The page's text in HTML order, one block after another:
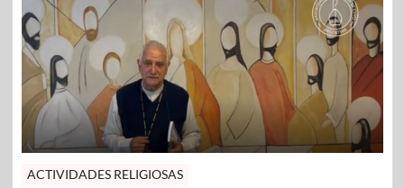
ACTIVIDADES RELIGIOSAS